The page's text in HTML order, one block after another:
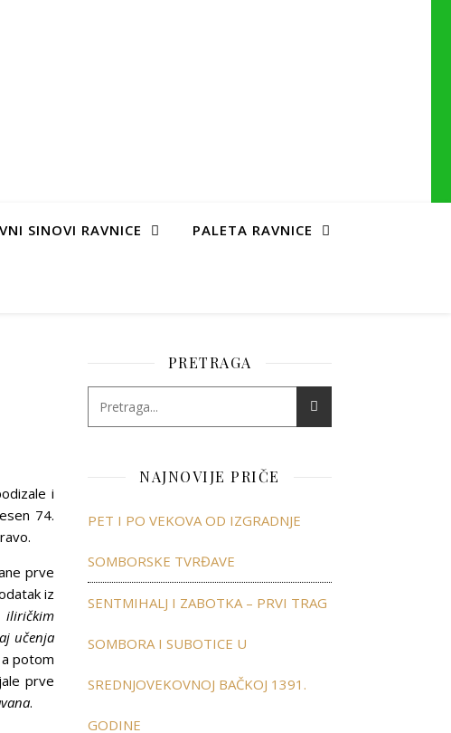
SINOVI RAVNICE PALETA RAVNICE
i
74.
prve
iz
iliričkim
učenja
potom
prve
.
PRETRAGA
NAJNOVIJE PRIČE
PET I PO VEKOVA OD IZGRADNJE
SOMBORSKE TVRĐAVE
SENTMIHALJ I ZABOTKA – PRVI TRAG
SOMBORA I SUBOTICE U
SREDNJOVEKOVNOJ BAČKOJ 1391.
GODINE